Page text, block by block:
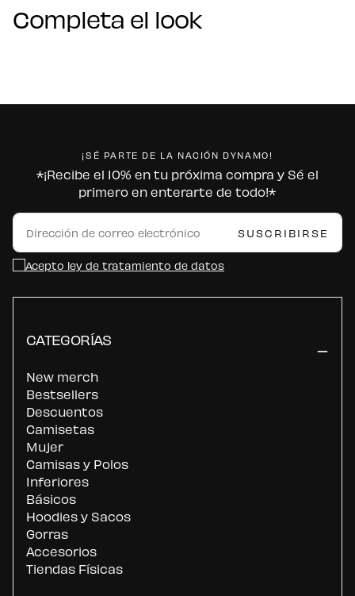
Completa el look
¡SÉ PARTE DE LA NACIÓN DYNAMO!
*¡Recibe el 10% en tu próxima compra y Sé el
primero en enterarte de todo!*
CORREO
ELECTRÓNICO SUSCRIBIRSE
Acepto ley de tratamiento de datos
CATEGORÍAS
New merch
Bestsellers
Descuentos
Camisetas
Mujer
Camisas y Polos
Inferiores
Básicos
Hoodies y Sacos
Gorras
Accesorios
Tiendas Físicas